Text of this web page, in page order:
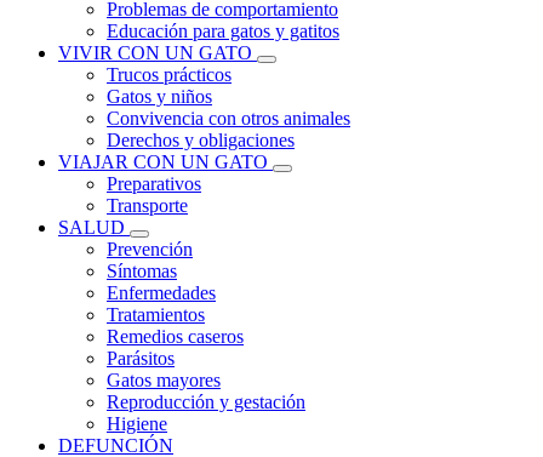
Problemas de comportamiento
Educación para gatos y gatitos
VIVIR CON UN GATO
Trucos prácticos
Gatos y niños
Convivencia con otros animales
Derechos y obligaciones
VIAJAR CON UN GATO
Preparativos
Transporte
SALUD
Prevención
Síntomas
Enfermedades
Tratamientos
Remedios caseros
Parásitos
Gatos mayores
Reproducción y gestación
Higiene
DEFUNCIÓN